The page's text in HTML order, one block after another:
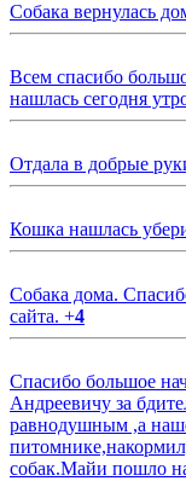
Собака вернулась
Всем спасибо
нашлась сегодня
Отдала в добрые
Кошка нашлась
Собака дома.
сайта. +4
Спасибо большое
Андреевичу за
равнодушным ,а
собак.Майи пошло